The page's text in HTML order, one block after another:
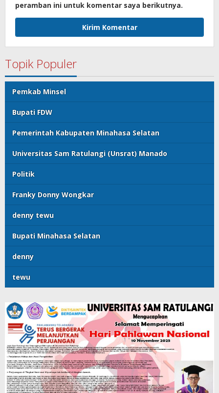
peramban ini untuk komentar saya berikutnya.
Topik Populer
Pemkab Minsel
Bupati FDW
Pemerintah Kabupaten Minahasa Selatan
Universitas Sam Ratulangi (Unsrat) Manado
Politik
Franky Donny Wongkar
denny tewu
Bupati Minahasa Selatan
denny
tewu